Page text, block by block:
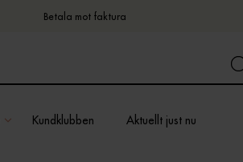
Betala mot faktura
Kundklubben Aktuellt just nu